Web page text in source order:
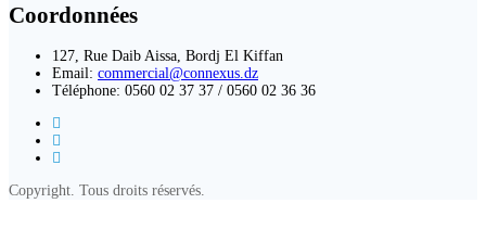
Coordonnées
127, Rue Daib Aissa, Bordj El Kiffan
Email: commercial@connexus.dz
Téléphone: 0560 02 37 37 / 0560 02 36 36
Copyright. Tous droits réservés.